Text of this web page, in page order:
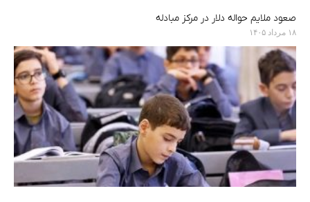
صعود ملایم حواله دلار در مرکز مبادله
۱۸ مرداد ۱۴۰۵